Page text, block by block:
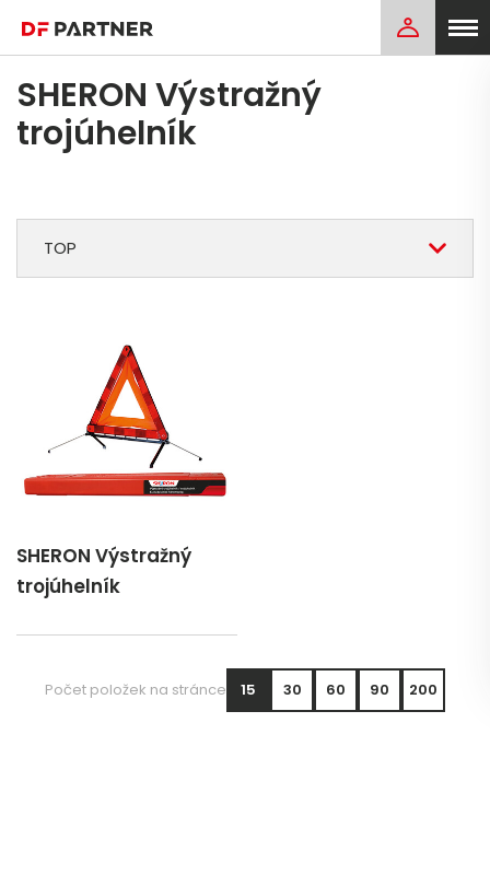
SHERON Výstražný
trojúhelník
TOP
SHERON Výstražný
trojúhelník
Počet položek na stránce 15 30 60 90 200